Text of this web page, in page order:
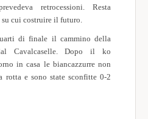
retrocessioni. Resta
su cui costruire il futuro.
di finale il cammino della
Cavalcaselle. Dopo il ko
in casa le biancazzurre non
rotta e sono state sconfitte 0-2